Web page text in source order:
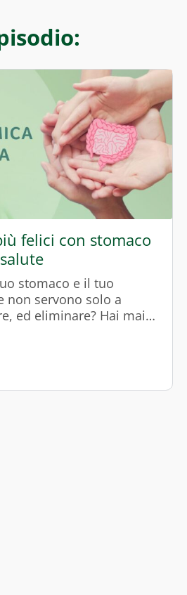
felici con stomaco
stomaco e il tuo
non servono solo a
ed eliminare? Hai mai
emozioni possono
salute del tuo
Non
influenzi la nostra
“Come vivere più felici